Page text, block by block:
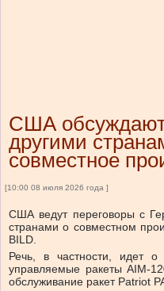
США
другими
совместное
[10:00 08 июля 2026 года ]
США ведут переговоры с
странами о совместном
BILD.
Речь, в частности, идет
управляемые ракеты AIM-
обслуживание ракет Patriot